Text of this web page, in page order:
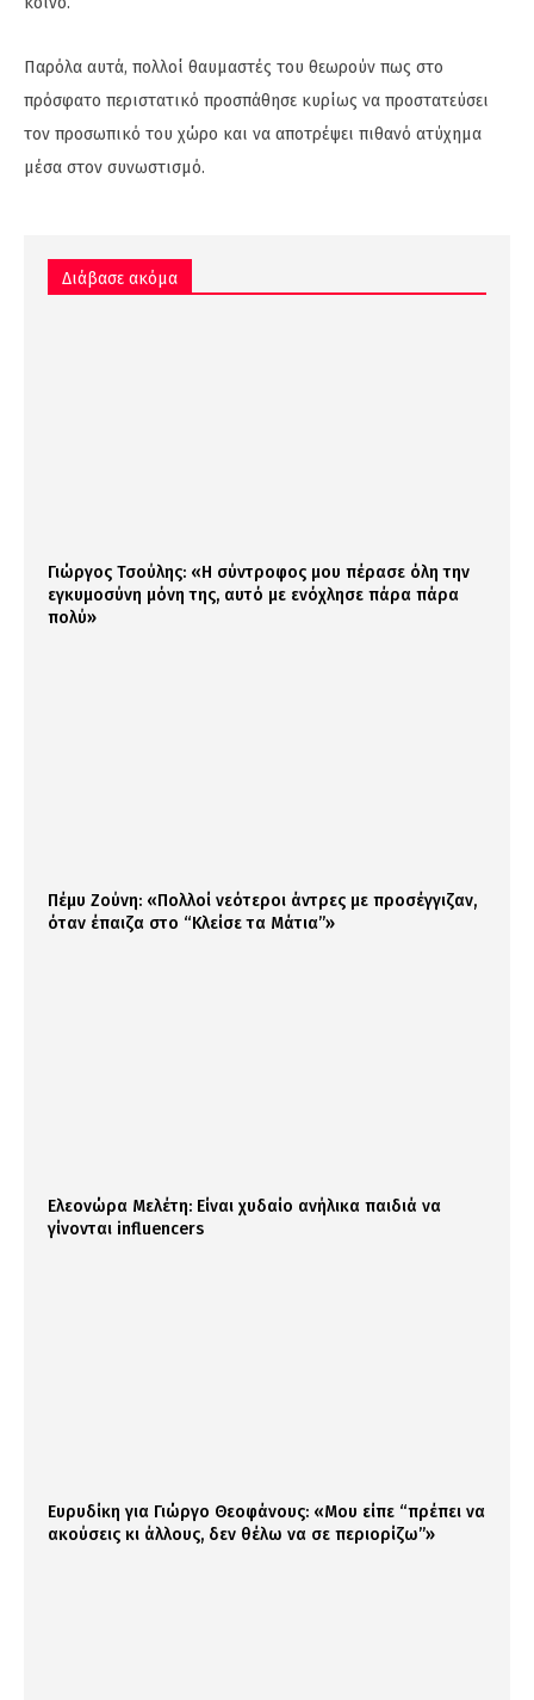
Παρόλα αυτά, πολλοί θαυμαστές του θεωρούν πως στο
πρόσφατο περιστατικό προσπάθησε κυρίως να προστατεύσει
τον προσωπικό του χώρο και να αποτρέψει πιθανό ατύχημα
μέσα στον συνωστισμό.
Διάβασε ακόμα
Γιώργος Τσούλης: «Η σύντροφος μου πέρασε όλη την
εγκυμοσύνη μόνη της, αυτό με ενόχλησε πάρα πάρα
πολύ»
Πέμυ Ζούνη: «Πολλοί νεότεροι άντρες με προσέγγιζαν,
όταν έπαιζα στο “Κλείσε τα Μάτια”»
Ελεονώρα Μελέτη: Είναι χυδαίο ανήλικα παιδιά να
γίνονται influencers
Ευρυδίκη για Γιώργο Θεοφάνους: «Μου είπε “πρέπει να
ακούσεις κι άλλους, δεν θέλω να σε περιορίζω”»